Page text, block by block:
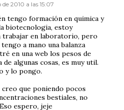
2010 a las 15:07
tengo formación en quimica y
biotecnologia, estoy
trabajar en laboratorio, pero
a mano una balanza
en una web los pesos de
de algunas cosas, es muy util.
y lo pongo.
que poniendo pocos
bestiales, no
espero, jeje